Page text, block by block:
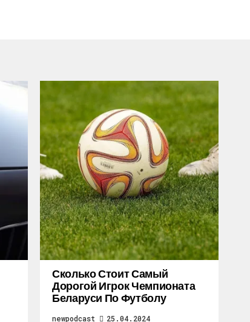
Сколько Стоит Самый
Дорогой Игрок Чемпионата
Беларуси По Футболу
newpodcast 25.04.2024